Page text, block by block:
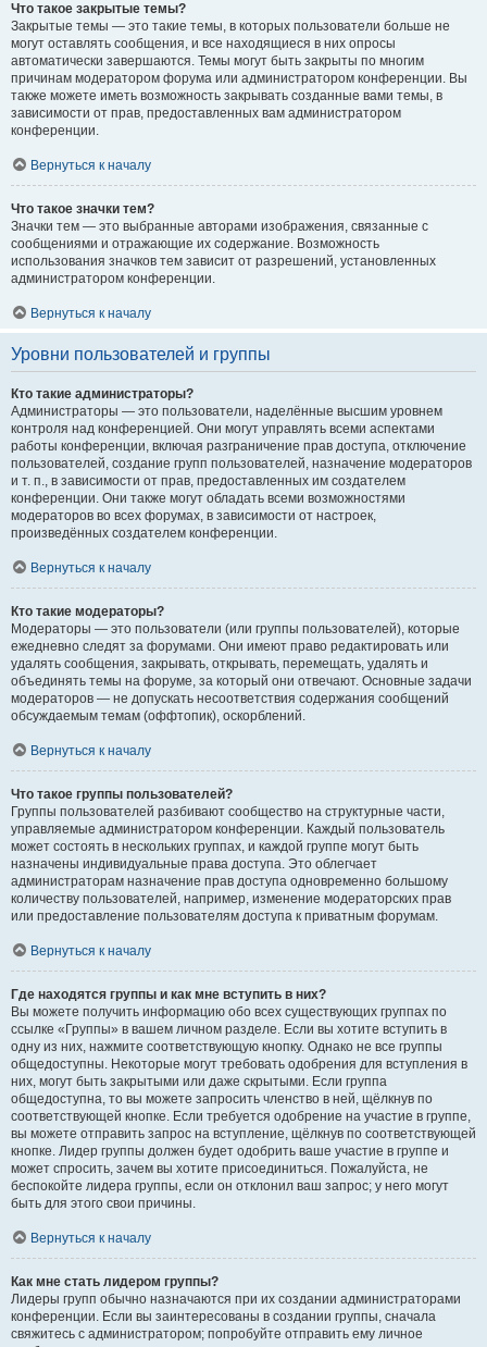
Что такое закрытые темы?
Закрытые темы — это такие темы, в которых пользователи больше не
могут оставлять сообщения, и все находящиеся в них опросы
автоматически завершаются. Темы могут быть закрыты по многим
причинам модератором форума или администратором конференции. Вы
также можете иметь возможность закрывать созданные вами темы, в
зависимости от прав, предоставленных вам администратором
конференции.
Вернуться к началу
Что такое значки тем?
Значки тем — это выбранные авторами изображения, связанные с
сообщениями и отражающие их содержание. Возможность
использования значков тем зависит от разрешений, установленных
администратором конференции.
Вернуться к началу
Уровни пользователей и группы
Кто такие администраторы?
Администраторы — это пользователи, наделённые высшим уровнем
контроля над конференцией. Они могут управлять всеми аспектами
работы конференции, включая разграничение прав доступа, отключение
пользователей, создание групп пользователей, назначение модераторов
и т. п., в зависимости от прав, предоставленных им создателем
конференции. Они также могут обладать всеми возможностями
модераторов во всех форумах, в зависимости от настроек,
произведённых создателем конференции.
Вернуться к началу
Кто такие модераторы?
Модераторы — это пользователи (или группы пользователей), которые
ежедневно следят за форумами. Они имеют право редактировать или
удалять сообщения, закрывать, открывать, перемещать, удалять и
объединять темы на форуме, за который они отвечают. Основные задачи
модераторов — не допускать несоответствия содержания сообщений
обсуждаемым темам (оффтопик), оскорблений.
Вернуться к началу
Что такое группы пользователей?
Группы пользователей разбивают сообщество на структурные части,
управляемые администратором конференции. Каждый пользователь
может состоять в нескольких группах, и каждой группе могут быть
назначены индивидуальные права доступа. Это облегчает
администраторам назначение прав доступа одновременно большому
количеству пользователей, например, изменение модераторских прав
или предоставление пользователям доступа к приватным форумам.
Вернуться к началу
Где находятся группы и как мне вступить в них?
Вы можете получить информацию обо всех существующих группах по
ссылке «Группы» в вашем личном разделе. Если вы хотите вступить в
одну из них, нажмите соответствующую кнопку. Однако не все группы
общедоступны. Некоторые могут требовать одобрения для вступления в
них, могут быть закрытыми или даже скрытыми. Если группа
общедоступна, то вы можете запросить членство в ней, щёлкнув по
соответствующей кнопке. Если требуется одобрение на участие в группе,
вы можете отправить запрос на вступление, щёлкнув по соответствующей
кнопке. Лидер группы должен будет одобрить ваше участие в группе и
может спросить, зачем вы хотите присоединиться. Пожалуйста, не
беспокойте лидера группы, если он отклонил ваш запрос; у него могут
быть для этого свои причины.
Вернуться к началу
Как мне стать лидером группы?
Лидеры групп обычно назначаются при их создании администраторами
конференции. Если вы заинтересованы в создании группы, сначала
свяжитесь с администратором; попробуйте отправить ему личное